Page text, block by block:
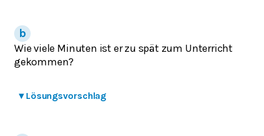
Wie viele Minuten ist er zu spät zum Unterricht
gekommen?
▾ Lösungsvorschlag